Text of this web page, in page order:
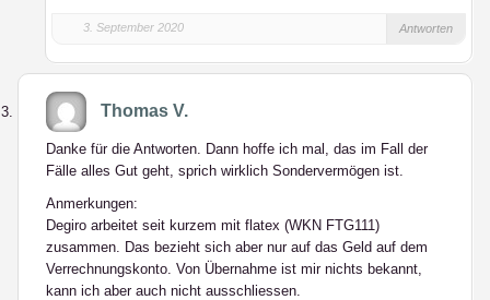
3. September 2020 Antworten
Thomas V.
Danke für die Antworten. Dann hoffe ich mal, das im Fall der
Fälle alles Gut geht, sprich wirklich Sondervermögen ist.
Anmerkungen:
Degiro arbeitet seit kurzem mit flatex (WKN FTG111)
zusammen. Das bezieht sich aber nur auf das Geld auf dem
Verrechnungskonto. Von Übernahme ist mir nichts bekannt,
kann ich aber auch nicht ausschliessen.